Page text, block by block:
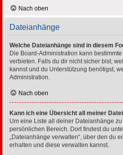
Nach oben
Dateianhänge
Welche Dateianhänge sind in diesem
Die Board-Administration kann
verbieten. Falls du dir nicht sicher bist,
kannst und du Unterstützung benötigst,
Administration.
Nach oben
Kann ich eine Übersicht all meiner
Um eine Liste all deiner Dateianhänge
persönlichen Bereich. Dort findest du
„Dateianhänge verwalten“, über den du
erhalten und diese verwalten kannst.